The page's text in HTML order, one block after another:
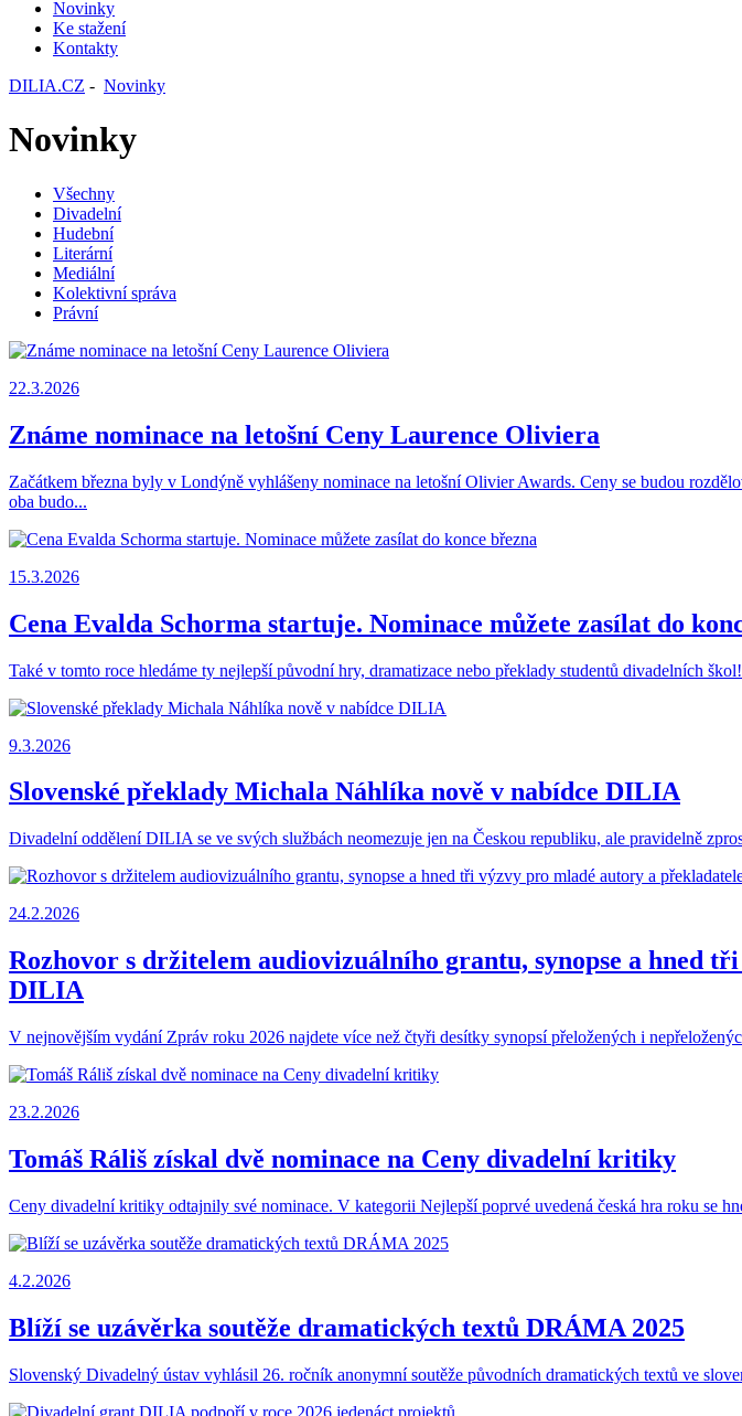
Novinky
Ke stažení
Kontakty
DILIA.CZ - Novinky
Novinky
Všechny
Divadelní
Hudební
Literární
Mediální
Kolektivní správa
Právní
22.3.2026
Známe nominace na letošní Ceny Laurence Oliviera
Začátkem března byly v Londýně vyhlášeny nominace na letošní Olivier Awards. Ceny se budou
oba budo...
15.3.2026
Cena Evalda Schorma startuje. Nominace můžete zasílat do
Také v tomto roce hledáme ty nejlepší původní hry, dramatizace nebo překlady studentů divadelních
9.3.2026
Slovenské překlady Michala Náhlíka nově v nabídce DILIA
Divadelní oddělení DILIA se ve svých službách neomezuje jen na Českou republiku, ale pravidelně
24.2.2026
Rozhovor s držitelem audiovizuálního grantu, synopse a hned
DILIA
V nejnovějším vydání Zpráv roku 2026 najdete více než čtyři desítky synopsí přeložených i
23.2.2026
Tomáš Ráliš získal dvě nominace na Ceny divadelní kritiky
Ceny divadelní kritiky odtajnily své nominace. V kategorii Nejlepší poprvé uvedená česká hra roku se
4.2.2026
Blíží se uzávěrka soutěže dramatických textů DRÁMA 2025
Slovenský Divadelný ústav vyhlásil 26. ročník anonymní soutěže původních dramatických textů ve